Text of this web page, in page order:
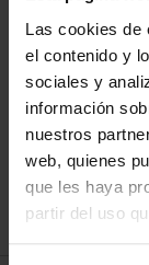
Las cookies de
el contenido y
sociales y
información
nuestros
web, quienes
que les haya
partir del uso
ORDENAR POR: